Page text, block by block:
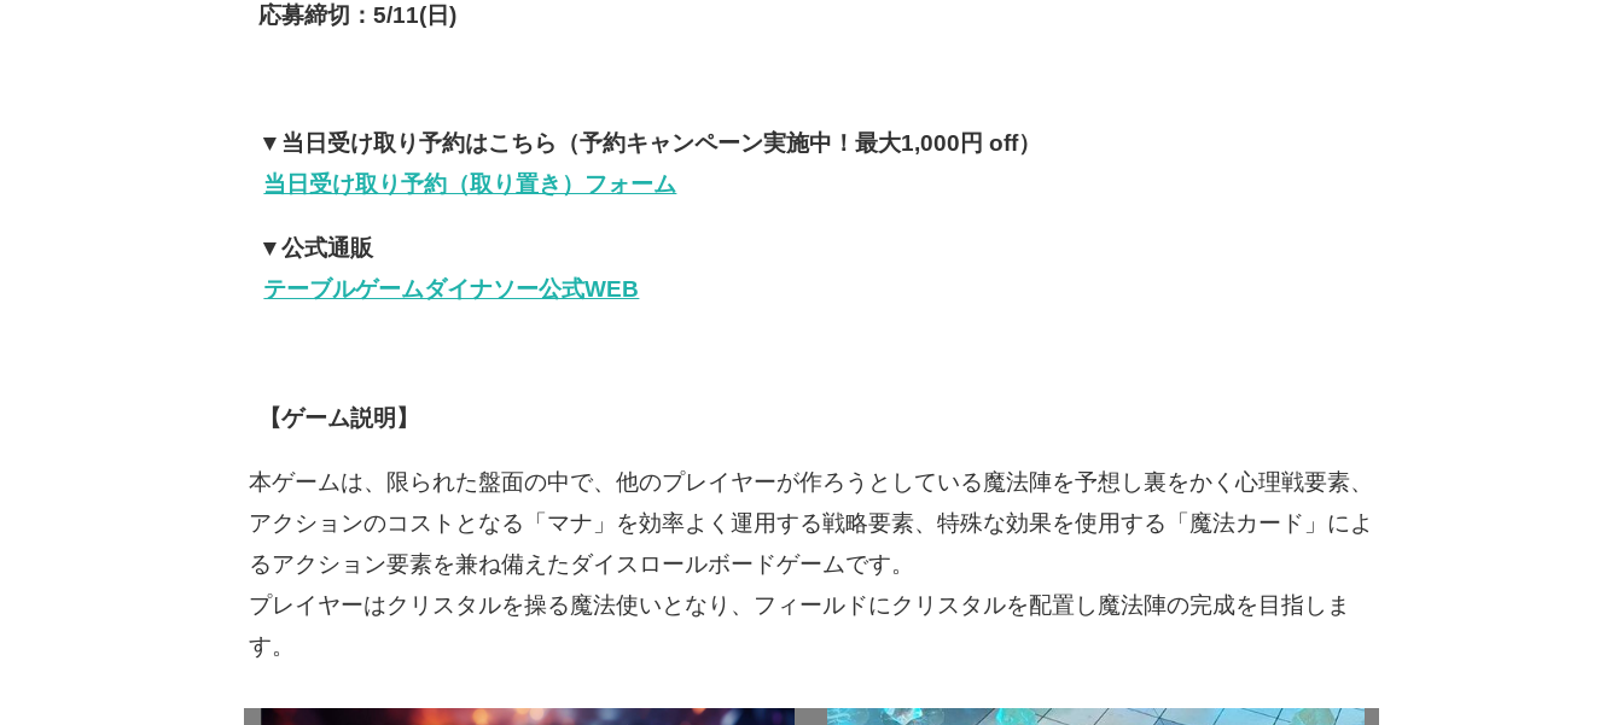
応募締切：5/11(日)
▼当日受け取り予約はこちら（予約キャンペーン実施中！最大1,000円 off）
当日受け取り予約（取り置き）フォーム
▼公式通販
テーブルゲームダイナソー公式WEB
【ゲーム説明】
本ゲームは、限られた盤面の中で、他のプレイヤーが作ろうとしている魔法陣を予想し裏をかく心理戦要素、
アクションのコストとなる「マナ」を効率よく運用する戦略要素、特殊な効果を使用する「魔法カード」によ
るアクション要素を兼ね備えたダイスロールボードゲームです。
プレイヤーはクリスタルを操る魔法使いとなり、フィールドにクリスタルを配置し魔法陣の完成を目指しま
す。